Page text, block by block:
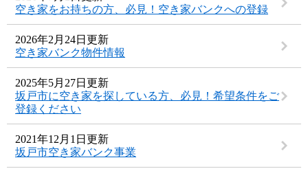
空き家をお持ちの方、必見！空き家バンクへの登録
2026年2月24日更新
空き家バンク物件情報
2025年5月27日更新
坂戸市に空き家を探している方、必見！希望条件をご
登録ください
2021年12月1日更新
坂戸市空き家バンク事業